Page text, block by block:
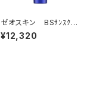
ゼオスキン BSｻﾝｽｸﾘｰ
ﾝSPF50（日焼け止め）
¥12,320